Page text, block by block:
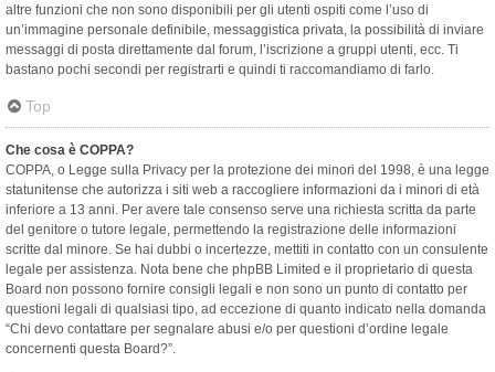
altre funzioni che non sono disponibili per gli utenti ospiti come l’uso di
un’immagine personale definibile, messaggistica privata, la possibilità di inviare
messaggi di posta direttamente dal forum, l’iscrizione a gruppi utenti, ecc. Ti
bastano pochi secondi per registrarti e quindi ti raccomandiamo di farlo.
Top
Che cosa è COPPA?
COPPA, o Legge sulla Privacy per la protezione dei minori del 1998, è una legge
statunitense che autorizza i siti web a raccogliere informazioni da i minori di età
inferiore a 13 anni. Per avere tale consenso serve una richiesta scritta da parte
del genitore o tutore legale, permettendo la registrazione delle informazioni
scritte dal minore. Se hai dubbi o incertezze, mettiti in contatto con un consulente
legale per assistenza. Nota bene che phpBB Limited e il proprietario di questa
Board non possono fornire consigli legali e non sono un punto di contatto per
questioni legali di qualsiasi tipo, ad eccezione di quanto indicato nella domanda
“Chi devo contattare per segnalare abusi e/o per questioni d’ordine legale
concernenti questa Board?”.